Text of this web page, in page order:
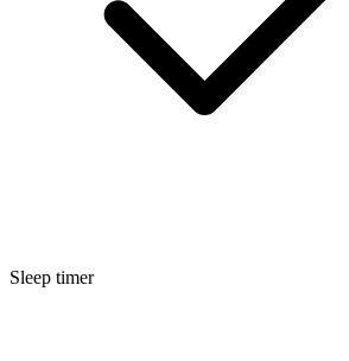
Sleep timer